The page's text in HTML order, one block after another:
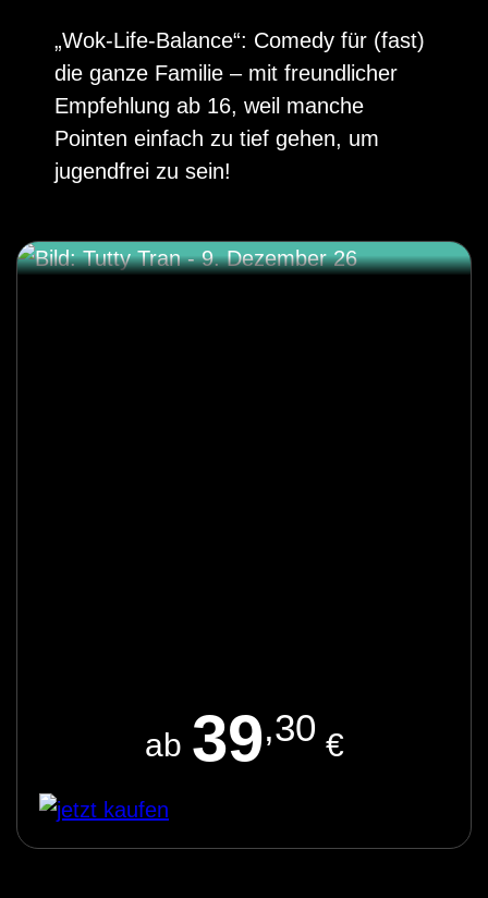
„Wok-Life-Balance“: Comedy für (fast)
die ganze Familie – mit freundlicher
Empfehlung ab 16, weil manche
Pointen einfach zu tief gehen, um
jugendfrei zu sein!
ab 39,30 €